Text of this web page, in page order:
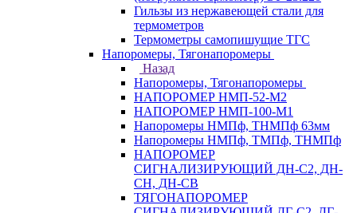
Гильзы из нержавеющей стали для
термометров
Термометры самопишущие ТГС
Напоромеры, Тягонапоромеры
Назад
Напоромеры, Тягонапоромеры
НАПОРОМЕР НМП-52-М2
НАПОРОМЕР НМП-100-М1
Напоромеры НМПф, ТНМПф 63мм
Напоромеры НМПф, ТМПф, ТНМПф
НАПОРОМЕР
СИГНАЛИЗИРУЮЩИЙ ДН-С2, ДН-
СН, ДН-СВ
ТЯГОНАПОРОМЕР